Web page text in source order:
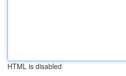
HTML is disabled